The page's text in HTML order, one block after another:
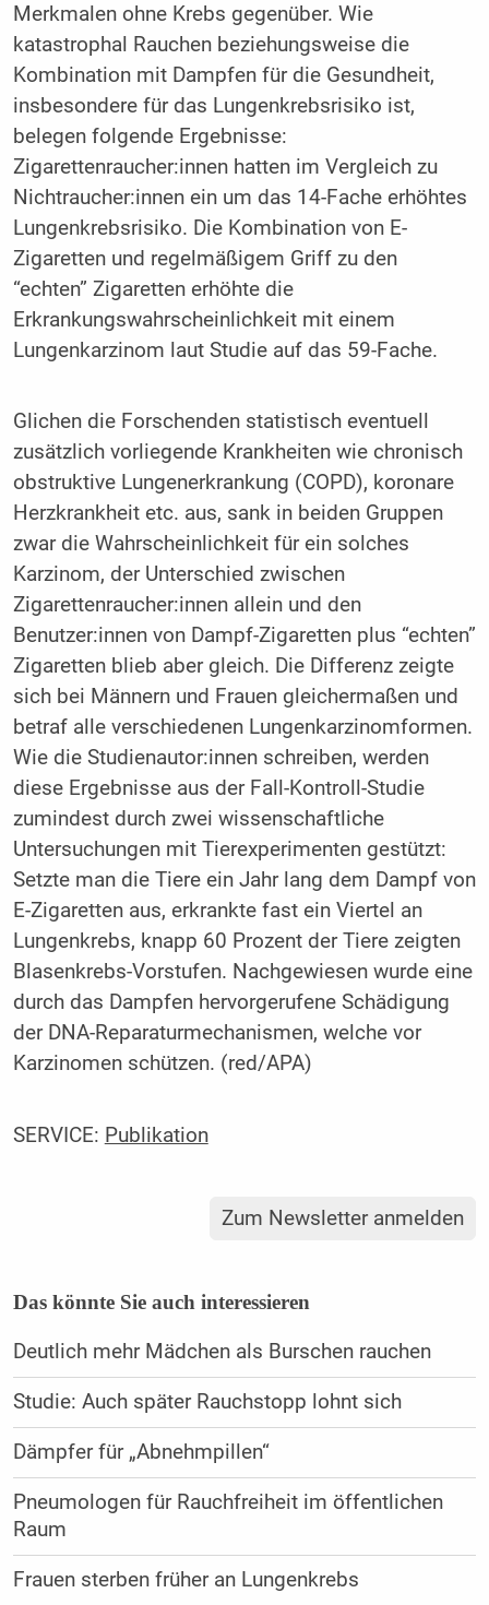
Merkmalen ohne Krebs gegenüber. Wie
katastrophal Rauchen beziehungsweise die
Kombination mit Dampfen für die Gesundheit,
insbesondere für das Lungenkrebsrisiko ist,
belegen folgende Ergebnisse:
Zigarettenraucher:innen hatten im Vergleich zu
Nichtraucher:innen ein um das 14-Fache erhöhtes
Lungenkrebsrisiko. Die Kombination von E-
Zigaretten und regelmäßigem Griff zu den
“echten” Zigaretten erhöhte die
Erkrankungswahrscheinlichkeit mit einem
Lungenkarzinom laut Studie auf das 59-Fache.
Glichen die Forschenden statistisch eventuell
zusätzlich vorliegende Krankheiten wie chronisch
obstruktive Lungenerkrankung (COPD), koronare
Herzkrankheit etc. aus, sank in beiden Gruppen
zwar die Wahrscheinlichkeit für ein solches
Karzinom, der Unterschied zwischen
Zigarettenraucher:innen allein und den
Benutzer:innen von Dampf-Zigaretten plus “echten”
Zigaretten blieb aber gleich. Die Differenz zeigte
sich bei Männern und Frauen gleichermaßen und
betraf alle verschiedenen Lungenkarzinomformen.
Wie die Studienautor:innen schreiben, werden
diese Ergebnisse aus der Fall-Kontroll-Studie
zumindest durch zwei wissenschaftliche
Untersuchungen mit Tierexperimenten gestützt:
Setzte man die Tiere ein Jahr lang dem Dampf von
E-Zigaretten aus, erkrankte fast ein Viertel an
Lungenkrebs, knapp 60 Prozent der Tiere zeigten
Blasenkrebs-Vorstufen. Nachgewiesen wurde eine
durch das Dampfen hervorgerufene Schädigung
der DNA-Reparaturmechanismen, welche vor
Karzinomen schützen. (red/APA)
SERVICE: Publikation
Zum Newsletter anmelden
Das könnte Sie auch interessieren
Deutlich mehr Mädchen als Burschen rauchen
Studie: Auch später Rauchstopp lohnt sich
Dämpfer für „Abnehmpillen“
Pneumologen für Rauchfreiheit im öffentlichen
Raum
Frauen sterben früher an Lungenkrebs